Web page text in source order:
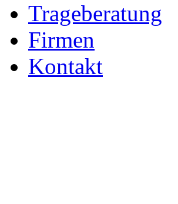
Trageberatung
Firmen
Kontakt